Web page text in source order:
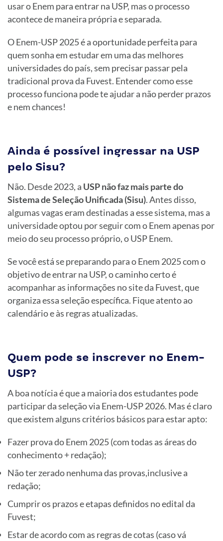
usar o Enem para entrar na USP, mas o processo
acontece de maneira própria e separada.
O Enem-USP 2025 é a oportunidade perfeita para
quem sonha em estudar em uma das melhores
universidades do país, sem precisar passar pela
tradicional prova da Fuvest. Entender como esse
processo funciona pode te ajudar a não perder prazos
e nem chances!
Ainda é possível ingressar na USP
pelo Sisu?
Não. Desde 2023, a USP não faz mais parte do
Sistema de Seleção Unificada (Sisu). Antes disso,
algumas vagas eram destinadas a esse sistema, mas a
universidade optou por seguir com o Enem apenas por
meio do seu processo próprio, o USP Enem.
Se você está se preparando para o Enem 2025 com o
objetivo de entrar na USP, o caminho certo é
acompanhar as informações no site da Fuvest, que
organiza essa seleção específica. Fique atento ao
calendário e às regras atualizadas.
Quem pode se inscrever no Enem-
USP?
A boa notícia é que a maioria dos estudantes pode
participar da seleção via Enem-USP 2026. Mas é claro
que existem alguns critérios básicos para estar apto:
Fazer prova do Enem 2025 (com todas as áreas do
conhecimento + redação);
Não ter zerado nenhuma das provas,inclusive a
redação;
Cumprir os prazos e etapas definidos no edital da
Fuvest;
Estar de acordo com as regras de cotas (caso vá